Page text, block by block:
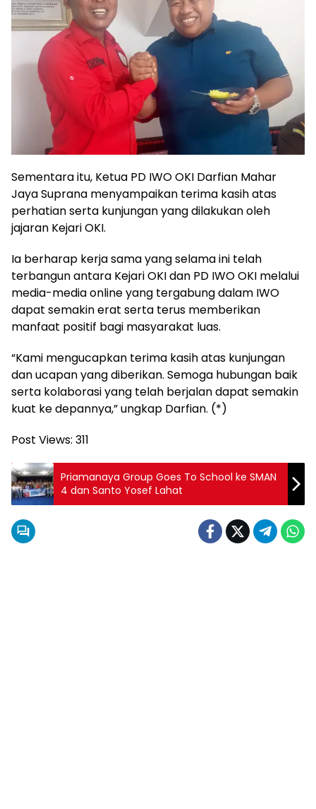
Sementara itu, Ketua PD IWO OKI Darfian Mahar
Jaya Suprana menyampaikan terima kasih atas
perhatian serta kunjungan yang dilakukan oleh
jajaran Kejari OKI.
Ia berharap kerja sama yang selama ini telah
terbangun antara Kejari OKI dan PD IWO OKI melalui
media-media online yang tergabung dalam IWO
dapat semakin erat serta terus memberikan
manfaat positif bagi masyarakat luas.
“Kami mengucapkan terima kasih atas kunjungan
dan ucapan yang diberikan. Semoga hubungan baik
serta kolaborasi yang telah berjalan dapat semakin
kuat ke depannya,” ungkap Darfian. (*)
Post Views: 311
Priamanaya Group Goes To School ke SMAN
4 dan Santo Yosef Lahat